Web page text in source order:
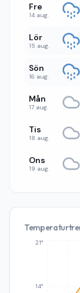
Fre
14 aug.
Lör
15 aug.
Sön
16 aug.
Mån
17 aug.
Tis
18 aug.
Ons
19 aug.
14°
21°